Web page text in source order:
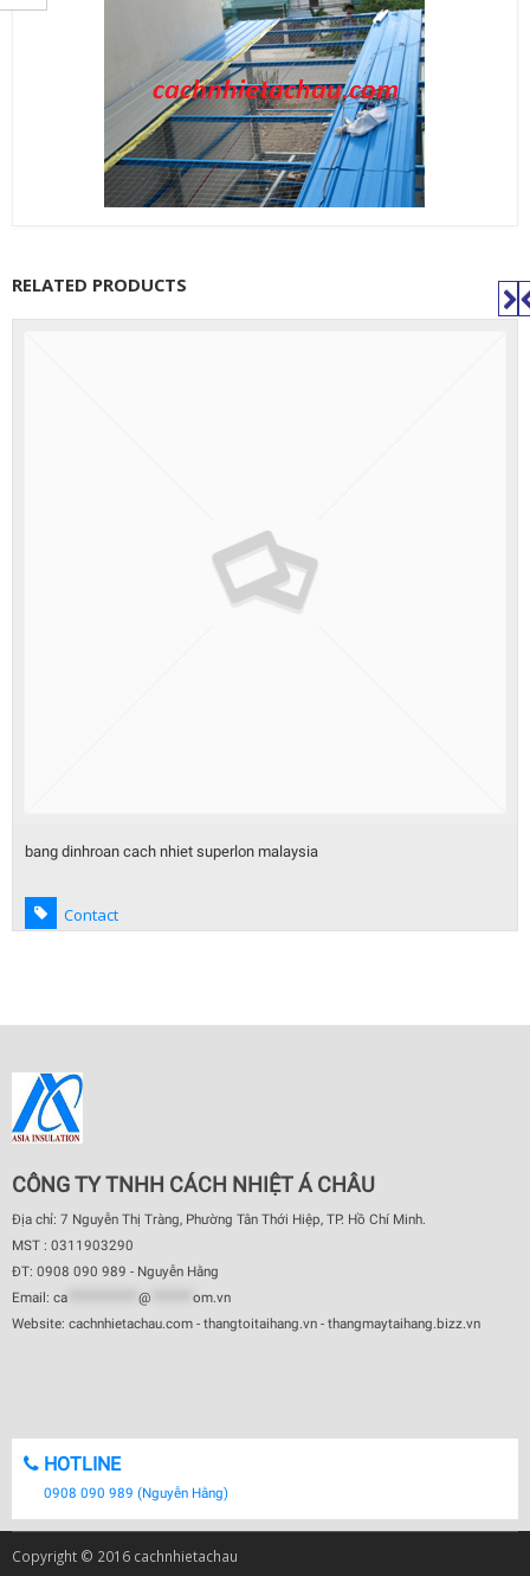
RELATED PRODUCTS
bang keo nhom nhan hieu bondtape china
CÔNG TY TNHH CÁCH NHIỆT Á CHÂU
Địa chỉ: 7 Nguyễn Thị Tràng, Phường Tân Thới Hiệp, TP. Hồ Chí Minh.
MST : 0311903290
ĐT: 0908 090 989 - Nguyễn Hằng
Email: ca @
om.vn
Website: cachnhietachau.com - thangtoitaihang.vn - thangmaytaihang.bizz.vn
HOTLINE
0908 090 989 (Nguyễn Hằng)
Copyright © 2016 cachnhietachau